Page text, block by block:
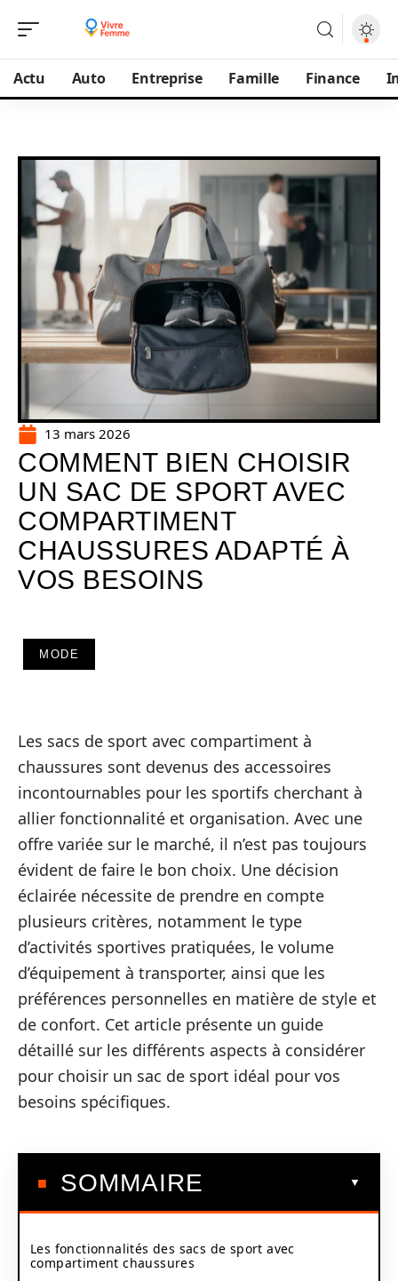
Actu Auto Entreprise Famille Finance
13 mars 2026
COMMENT BIEN CHOISIR
UN SAC DE SPORT AVEC
COMPARTIMENT
CHAUSSURES ADAPTÉ À
VOS BESOINS
MODE
Les sacs de sport avec compartiment à
chaussures sont devenus des accessoires
incontournables pour les sportifs cherchant à
allier fonctionnalité et organisation. Avec une
offre variée sur le marché, il n’est pas toujours
évident de faire le bon choix. Une décision
éclairée nécessite de prendre en compte
plusieurs critères, notamment le type
d’activités sportives pratiquées, le volume
d’équipement à transporter, ainsi que les
préférences personnelles en matière de style et
de confort. Cet article présente un guide
détaillé sur les différents aspects à considérer
pour choisir un sac de sport idéal pour vos
besoins spécifiques.
SOMMAIRE
Les fonctionnalités des sacs de sport avec
compartiment chaussures